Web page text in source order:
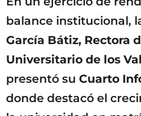
balance institucional,
García Bátiz, Rectora
Universitario de los
presentó su Cuarto
donde destacó el